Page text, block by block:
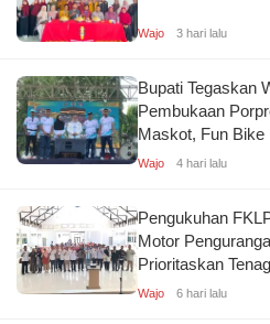
Wajo 3 hari lalu
Bupati Tegaskan
Pembukaan
Maskot, Fun Bike
Kolaborasi KONI
Wajo 4 hari lalu
Pengukuhan
Motor
Prioritaskan
Wajo 6 hari lalu